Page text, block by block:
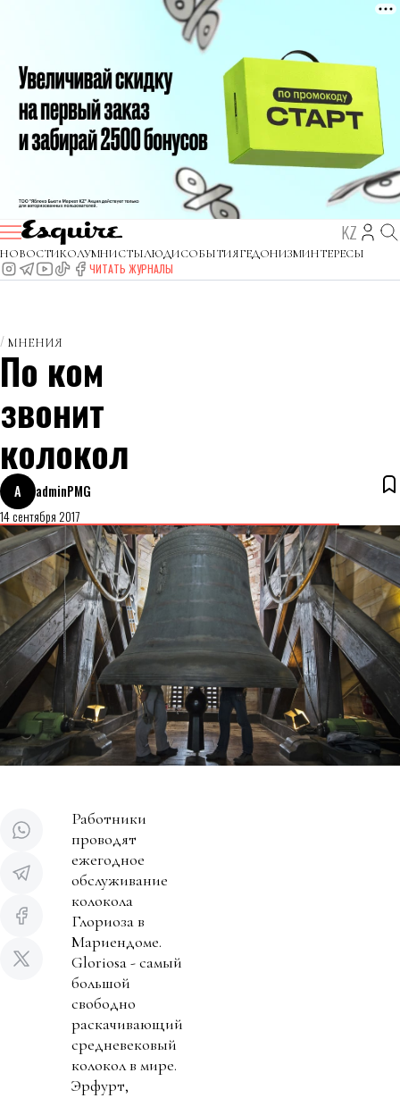
KZ
НОВОСТИКОЛУМНИСТЫЛЮДИСОБЫТИЯГЕДОНИЗМИНТЕРЕСЫ
ЧИТАТЬ ЖУРНАЛЫ
МНЕНИЯ
По ком
звонит
колокол
A
adminPMG
14 сентября 2017
Работники
проводят
ежегодное
обслуживание
колокола
Глориоза в
Мариендоме.
Gloriosa - самый
большой
свободно
раскачивающий
средневековый
колокол в мире.
Эрфурт,